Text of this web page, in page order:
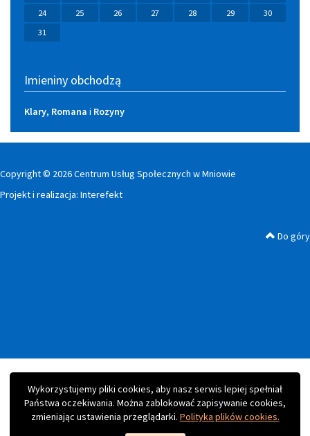
Wykorzystujemy pliki cookies, aby nasz serwis lepiej spełniał
Państwa oczekiwania. Można zablokować zapisywanie cookies,
zmieniając ustawienia przeglądarki. Polityka plików cookies.
24
25 26 27 28 29
30
31
Imieniny obchodzą
Klary, Romana i Rozyny
Copyright © 2026 Centrum Usług Społecznych w Mniowie
Projekt i realizacja: Interefekt
Do góry